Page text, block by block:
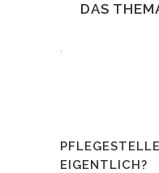
DAS
EIGENTLICH?